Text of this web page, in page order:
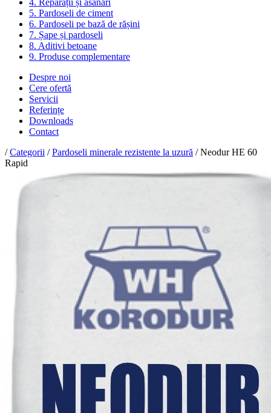
4. Reparații și asanări
5. Pardoseli de ciment
6. Pardoseli pe bază de rășini
7. Șape și pardoseli
8. Aditivi betoane
9. Produse complementare
Despre noi
Cere ofertă
Servicii
Referințe
Downloads
Contact
/Categorii /Pardoseli minerale rezistente la uzură / Neodur HE 60
Rapid